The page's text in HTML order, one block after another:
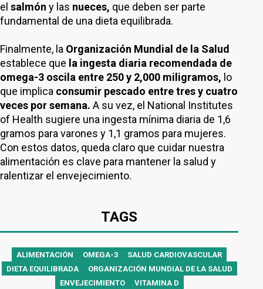
el salmón y las nueces, que deben ser parte
fundamental de una dieta equilibrada.
Finalmente, la Organización Mundial de la Salud
establece que la ingesta diaria recomendada de
omega-3 oscila entre 250 y 2,000 miligramos, lo
que implica consumir pescado entre tres y cuatro
veces por semana. A su vez, el National Institutes
of Health sugiere una ingesta mínima diaria de 1,6
gramos para varones y 1,1 gramos para mujeres.
Con estos datos, queda claro que cuidar nuestra
alimentación es clave para mantener la salud y
ralentizar el envejecimiento.
TAGS
ALIMENTACIÓN OMEGA-3
SALUD CARDIOVASCULAR
DIETA EQUILIBRADA
ORGANIZACIÓN MUNDIAL DE LA SALUD
ENVEJECIMIENTO
VITAMINA D